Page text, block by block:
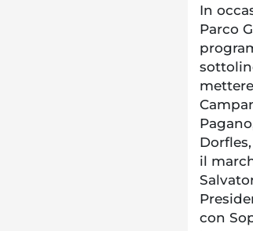
In
Parco
il
con